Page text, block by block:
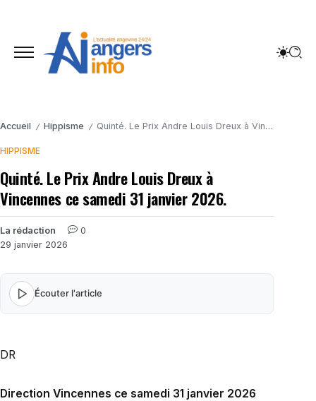
Accueil / Hippisme / Quinté. Le Prix Andre Louis Dreux à Vincennes ce samedi 31 janvier 2026.
HIPPISME
Quinté. Le Prix Andre Louis Dreux à
Vincennes ce samedi 31 janvier 2026.
La rédaction
29 janvier 2026
0
Écouter l'article
DR
Direction Vincennes ce samedi 31 janvier 2026